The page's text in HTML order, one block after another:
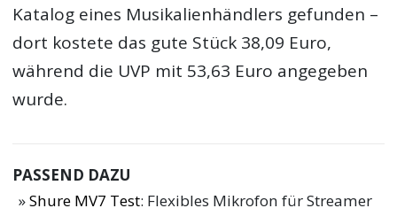
Katalog eines Musikalienhändlers gefunden –
dort kostete das gute Stück 38,09 Euro,
während die UVP mit 53,63 Euro angegeben
wurde.
PASSEND DAZU
Shure MV7 Test: Flexibles Mikrofon für Streamer